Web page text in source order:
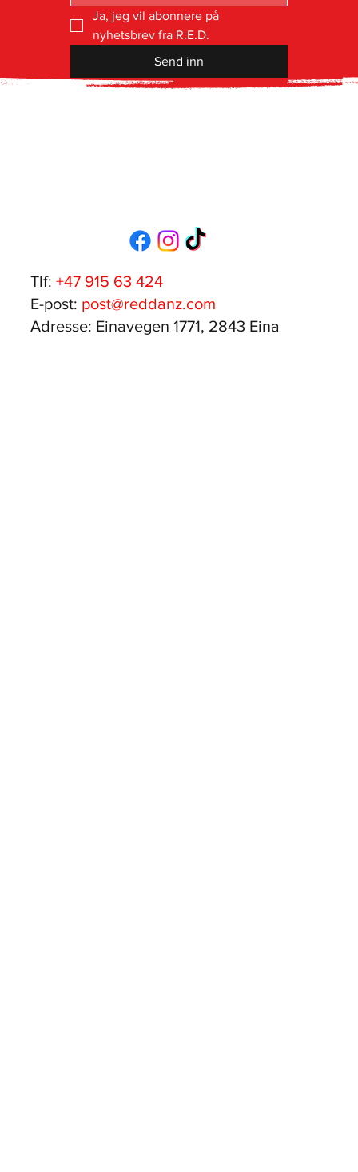
Ja, jeg vil abonnere på
nyhetsbrev fra R.E.D.
Send inn
Tlf:+47 915 63 424
E-post: post@reddanz.com
Adresse: Einavegen 1771, 2843 Eina